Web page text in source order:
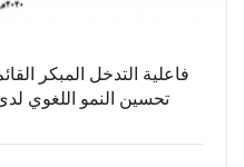
فاعلية التدخل المبكر
تحسين النمو اللغوي